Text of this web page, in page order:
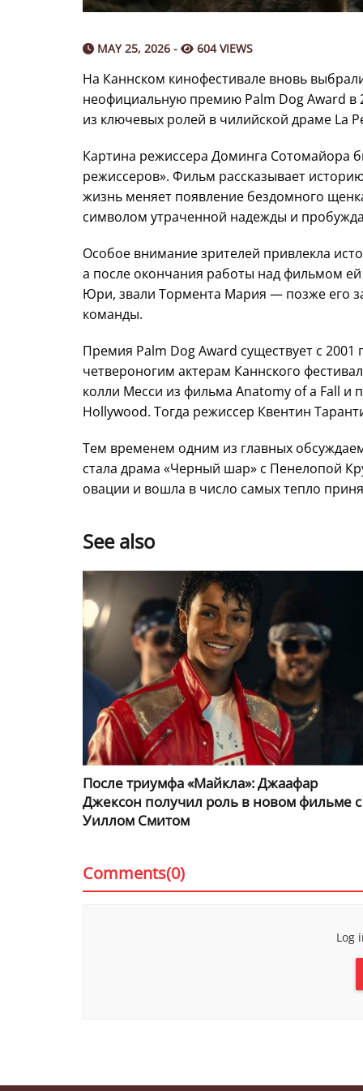
MAY 25, 2026 - 604 VIEWS
На Каннском кинофестивале вновь
неофициальную премию Palm Dog Award в
из ключевых ролей в чилийской драме La
Картина режиссера Доминга Сотомайора
режиссеров». Фильм рассказывает
жизнь меняет появление бездомного
символом утраченной надежды и
Особое внимание зрителей привлекла
а после окончания работы над фильмом
Юри, звали Тормента Мария — позже его
команды.
Премия Palm Dog Award существует с
четвероногим актерам Каннского
колли Месси из фильма Anatomy of a Fall и
Hollywood. Тогда режиссер Квентин
Тем временем одним из главных
стала драма «Черный шар» с Пенелопой
овации и вошла в число самых тепло
See also
После триумфа «Майкла»: Джаафар
Джексон получил роль в новом фильме с
Уиллом Смитом
Comments(0)
Log